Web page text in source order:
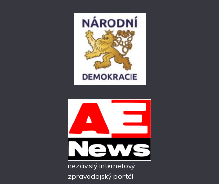
nezávislý internetový
zpravodajský portál